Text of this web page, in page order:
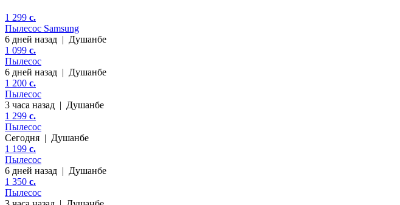
1 299 c.
Пылесос Samsung
6 дней назад | Душанбе
1 099 c.
Пылесос
6 дней назад | Душанбе
1 200 c.
Пылесос
3 часа назад | Душанбе
1 299 c.
Пылесос
Сегодня | Душанбе
1 199 c.
Пылесос
6 дней назад | Душанбе
1 350 c.
Пылесос